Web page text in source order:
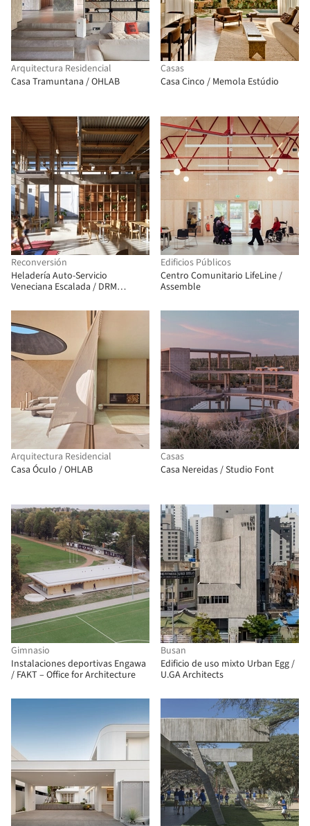
Arquitectura Residencial
Casa Tramuntana / OHLAB
Casas
Casa Cinco / Memola Estúdio
Reconversión
Heladería Auto-Servicio
Veneciana Escalada / DRM
Edificios Públicos
Centro Comunitario LifeLine /
Assemble
Arquitectura Residencial
Casa Óculo / OHLAB
Casas
Casa Nereidas / Studio Font
Gimnasio
Instalaciones deportivas Engawa
/ FAKT – Office for Architecture
Busan
Edificio de uso mixto Urban Egg /
U.GA Architects